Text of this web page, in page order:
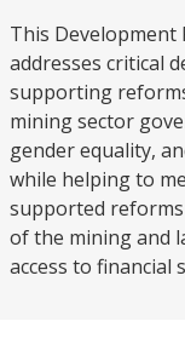
This Development
addresses critical
supporting
mining sector
gender equality,
while helping to
supported
of the mining and
access to financial